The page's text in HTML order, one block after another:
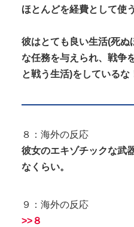
ほとんどを経費として使
彼はとても良い生活(死
な任務を与えられ、戦争
と戦う生活)をしているな
８：海外の反応
彼女のエキゾチックな武
なくらい。
９：海外の反応
>>８